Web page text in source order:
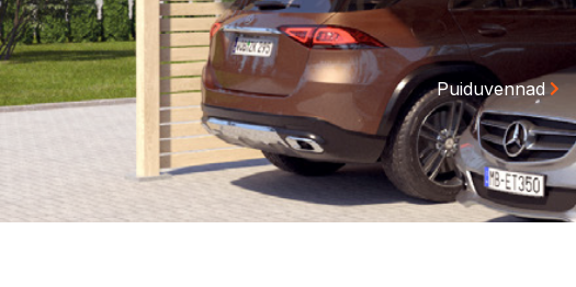
Puiduvennad